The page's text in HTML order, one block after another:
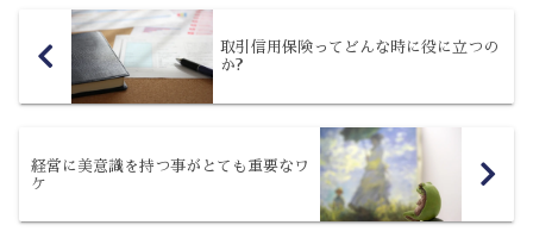
取引信用保険ってどんな時に役に立つの
か?
経営に美意識を持つ事がとても重要なワ
ケ